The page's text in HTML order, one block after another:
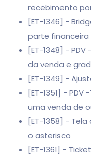
recebimento
[ET-1346] -
parte
[ET-1348] -
da venda e
[ET-1349] -
[ET-1351] -
uma venda de
[ET-1358] -
o asterisco
[ET-1361] -